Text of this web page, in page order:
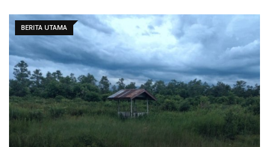
BERITA UTAMA